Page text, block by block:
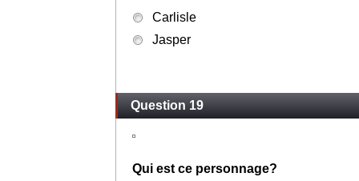
Carlisle
Jasper
Question 19
Qui est ce personnage?